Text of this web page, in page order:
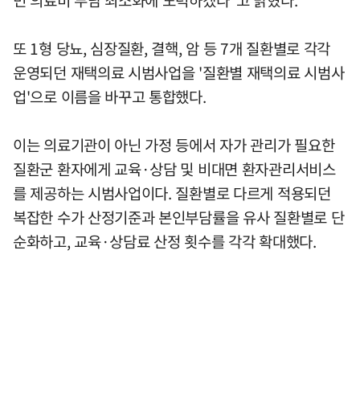
또 1형 당뇨, 심장질환, 결핵, 암 등 7개 질환별로 각각
운영되던 재택의료 시범사업을 '질환별 재택의료 시범사
업'으로 이름을 바꾸고 통합했다.
이는 의료기관이 아닌 가정 등에서 자가 관리가 필요한
질환군 환자에게 교육·상담 및 비대면 환자관리서비스
를 제공하는 시범사업이다. 질환별로 다르게 적용되던
복잡한 수가 산정기준과 본인부담률을 유사 질환별로 단
순화하고, 교육·상담료 산정 횟수를 각각 확대했다.